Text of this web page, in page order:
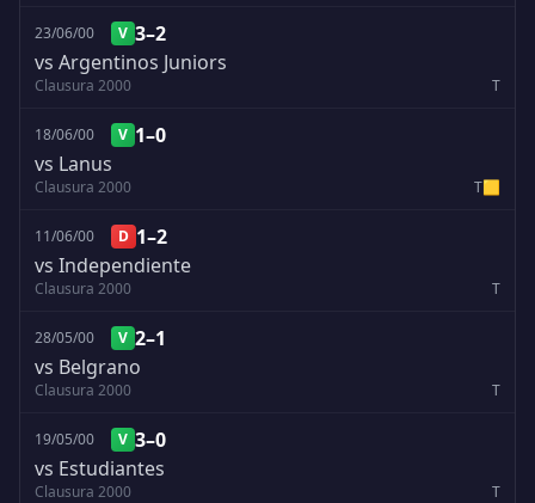
23/06/00 V 3–2
vs Argentinos Juniors
Clausura 2000 T
18/06/00 V 1–0
vs Lanus
Clausura 2000 T🟨
11/06/00 D 1–2
vs Independiente
Clausura 2000 T
28/05/00 V 2–1
vs Belgrano
Clausura 2000 T
19/05/00 V 3–0
vs Estudiantes
Clausura 2000 T